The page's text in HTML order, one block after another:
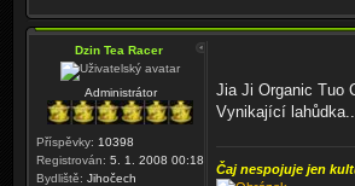
Dzin Tea Racer
Administrátor
Příspěvky: 10398
Registrován: 5. 1. 2008 00:18
Bydliště: Jihočech
Jia Ji Organic Tuo
Vynikající lahůdka...
Čaj nespojuje jen